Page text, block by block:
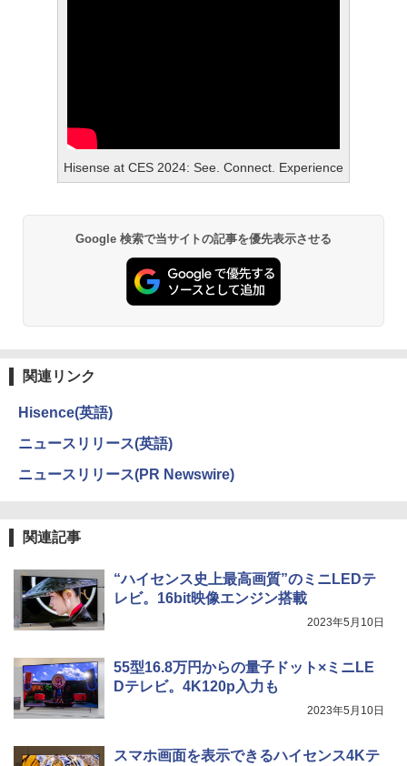
Hisense at CES 2024: See. Connect. Experience
Google 検索で当サイトの記事を優先表示させる
関連リンク
Hisence(英語)
ニュースリリース(英語)
ニュースリリース(PR Newswire)
関連記事
“ハイセンス史上最高画質”のミニLEDテ
レビ。16bit映像エンジン搭載
2023年5月10日
55型16.8万円からの量子ドット×ミニLE
Dテレビ。4K120p入力も
2023年5月10日
スマホ画面を表示できるハイセンス4Kテ